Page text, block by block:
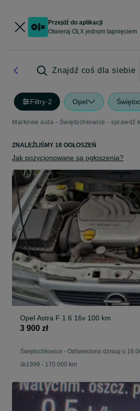
Przejdź do aplikacji
Otwieraj OLX jednym tapnięciem
Znajdź coś dla siebie
Filtry·2 Opel
Markowe auta - Świętochłowice - sprawdź
ZNALEŹLIŚMY 18 OGŁOSZEŃ
Jak pozycjonowane są ogłoszenia?
Opel Astra F 1.6 16v 100 km
3 900 zł
Świętochłowice - Odświeżono dzisiaj o
1999 - 170 000 km